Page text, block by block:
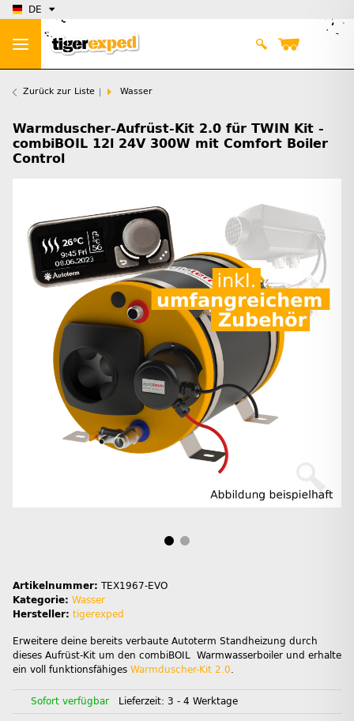
DE
Zurück zur Liste Wasser
Warmduscher-Aufrüst-Kit 2.0 für TWIN Kit -
combiBOIL 12l 24V 300W mit Comfort Boiler
Control
Artikelnummer: TEX1967-EVO
Kategorie: Wasser
Hersteller: tigerexped
Erweitere deine bereits verbaute Autoterm Standheizung durch
dieses Aufrüst-Kit um den combiBOIL Warmwasserboiler und erhalte
ein voll funktionsfähiges Warmduscher-Kit 2.0.
Sofort verfügbar Lieferzeit: 3 - 4 Werktage